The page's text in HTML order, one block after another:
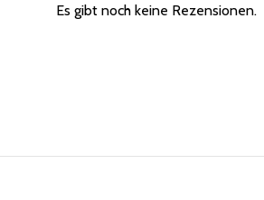
Es gibt noch keine Rezensionen.